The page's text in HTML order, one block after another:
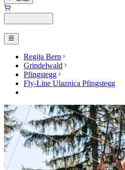
Regija Bern
Grindelwald
Pfingstegg
Fly-Line Ulaznica Pfingstegg